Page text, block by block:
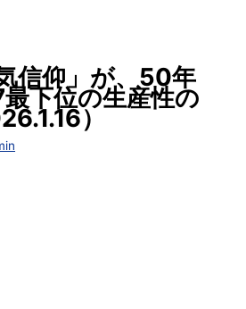
信仰」が、50年
下位の生産性の
）